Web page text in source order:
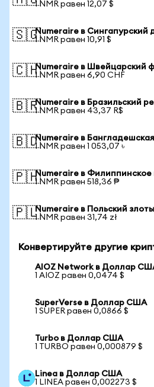
1 NMR равен 12,07 $
🇸🇬Numeraire в Сингапурский
1 NMR равен 10,91 $
🇨🇭Numeraire в Швейцарский
1 NMR равен 6,90 CHF
🇧🇷Numeraire в Бразильский
1 NMR равен 43,37 R$
🇧🇩Numeraire в
1 NMR равен 1 053,07 ৳
🇵🇭Numeraire в Филиппинское
1 NMR равен 518,36 ₱
🇵🇱Numeraire в Польский
1 NMR равен 31,74 zł
Конвертируйте другие
AIOZ Network в Доллар
1 AIOZ равен 0,0474 $
SuperVerse в Доллар США
1 SUPER равен 0,0866 $
Turbo в Доллар США
1 TURBO равен 0,000879 $
Linea в Доллар США
1 LINEA равен 0,002273 $